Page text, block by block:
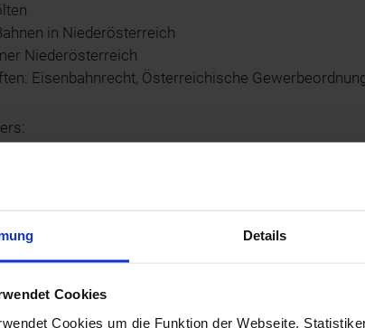
Details
Cookies
Cookies um die Funktion der Webseite,
in Niederösterreich
Niederösterreich
Eisenbahnrecht, Österreichische
und zur Agentur für Passagier- und
Streitigkeiten hat die EU eine